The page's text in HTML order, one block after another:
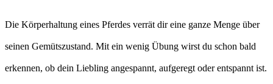
Die Körperhaltung eines Pferdes verrät dir eine ganze Menge über
seinen Gemütszustand. Mit ein wenig Übung wirst du schon bald
erkennen, ob dein Liebling angespannt, aufgeregt oder entspannt ist.